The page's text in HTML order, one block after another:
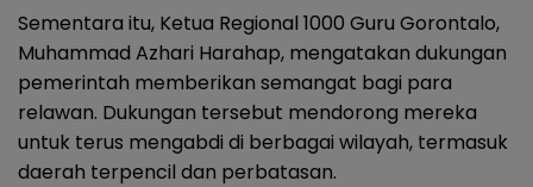
Sementara itu, Ketua Regional 1000 Guru Gorontalo,
Muhammad Azhari Harahap, mengatakan dukungan
pemerintah memberikan semangat bagi para
relawan. Dukungan tersebut mendorong mereka
untuk terus mengabdi di berbagai wilayah, termasuk
daerah terpencil dan perbatasan.